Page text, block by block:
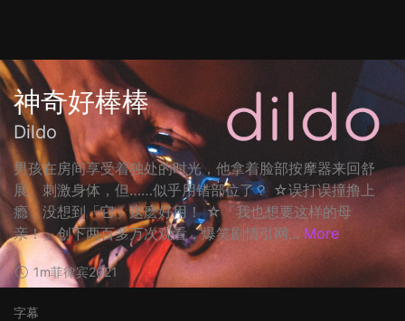
神奇好棒棒
Dildo
男孩在房间享受着独处的时光，他拿着脸部按摩器来回舒
展、刺激身体，但……似乎用错部位了？ ☆误打误撞撸上
瘾，没想到「它」这麽好用！ ☆「我也想要这样的母
亲！」创下两百多万次观看，爆笑剧情引网... More
1m菲律宾2021
字幕